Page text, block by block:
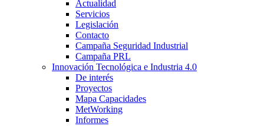
Actualidad
Servicios
Legislación
Contacto
Campaña Seguridad Industrial
Campaña PRL
Innovación Tecnológica e Industria 4.0
De interés
Proyectos
Mapa Capacidades
MetWorking
Informes